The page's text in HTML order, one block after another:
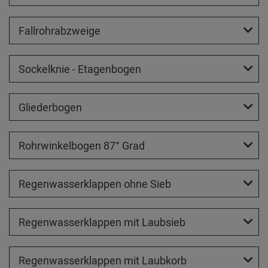
Fallrohrabzweige
Sockelknie - Etagenbogen
Gliederbogen
Rohrwinkelbogen 87° Grad
Regenwasserklappen ohne Sieb
Regenwasserklappen mit Laubsieb
Regenwasserklappen mit Laubkorb